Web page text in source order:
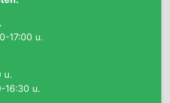
17:00 u.
u.
16:30 u.